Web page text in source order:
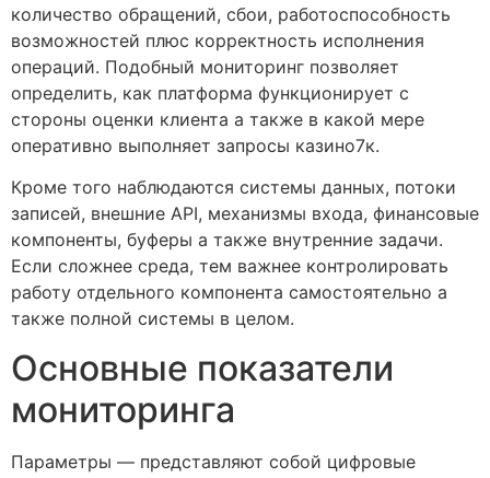
количество обращений, сбои, работоспособность
возможностей плюс корректность исполнения
операций. Подобный мониторинг позволяет
определить, как платформа функционирует с
стороны оценки клиента а также в какой мере
оперативно выполняет запросы казино7к.
Кроме того наблюдаются системы данных, потоки
записей, внешние API, механизмы входа, финансовые
компоненты, буферы а также внутренние задачи.
Если сложнее среда, тем важнее контролировать
работу отдельного компонента самостоятельно а
также полной системы в целом.
Основные показатели
мониторинга
Параметры — представляют собой цифровые